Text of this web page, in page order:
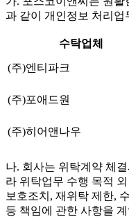
과 같이 개인정보 처리
수탁업체
(주)엔티파크
(주)포애드원
(주)히어앤나우
나. 회사는 위탁계약 체
라 위탁업무 수행 목적
보호조치, 재위탁 제한,
등 책임에 관한 사항을